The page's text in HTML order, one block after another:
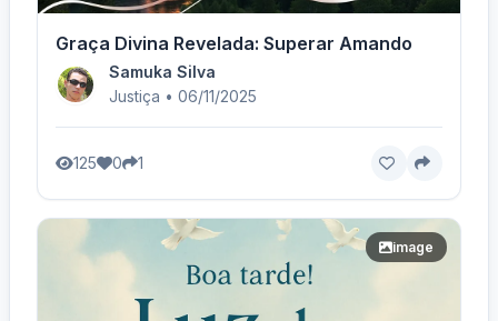
Graça Divina Revelada: Superar Amando
Samuka Silva
Justiça • 06/11/2025
125 0 1
image